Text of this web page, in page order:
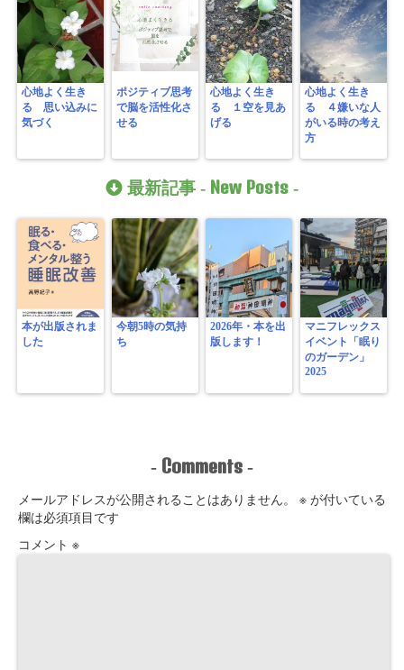
心地よく生き
る 思い込みに
気づく
ポジティブ思考
で脳を活性化さ
せる
心地よく生き
る １空を見あ
げる
心地よく生き
る ４嫌いな人
がいる時の考え
方
最新記事 - New Posts -
本が出版されま
した
今朝5時の気持
ち
2026年・本を出
版します！
マニフレックス
イベント「眠り
のガーデン」
2025
- Comments -
メールアドレスが公開されることはありません。 ※ が付いている
欄は必須項目です
コメント ※